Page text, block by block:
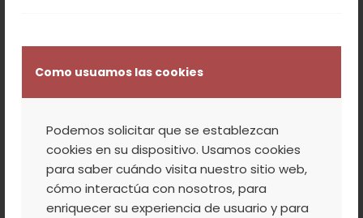
Como usuamos las cookies
Podemos solicitar que se establezcan
cookies en su dispositivo. Usamos cookies
para saber cuándo visita nuestro sitio web,
cómo interactúa con nosotros, para
enriquecer su experiencia de usuario y para
27 ABRIL, 2018
/ 0 COMENTARIOS
/ PORACVJ